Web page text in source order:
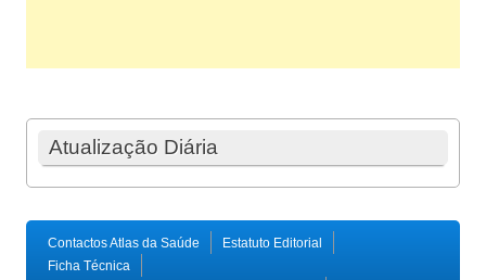
Atualização Diária
Contactos Atlas da Saúde
Estatuto Editorial
Ficha Técnica